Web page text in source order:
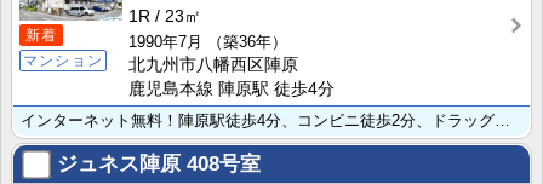
新着
マンション
1R
23㎡
1990年7月
（築36年）
北九州市八幡西区陣原
鹿児島本線 陣原駅 徒歩4分
ジュネス陣原 408号室